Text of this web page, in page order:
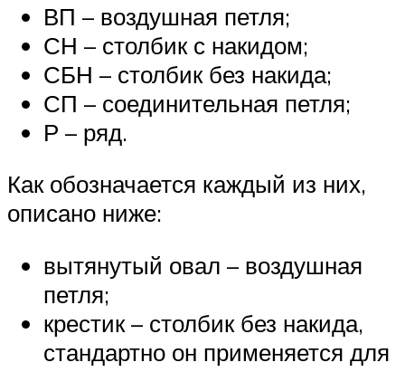
ВП – воздушная петля;
СН – столбик с накидом;
СБН – столбик без накида;
СП – соединительная петля;
Р – ряд.
Как обозначается каждый из них,
описано ниже:
вытянутый овал – воздушная
петля;
крестик – столбик без накида,
стандартно он применяется для